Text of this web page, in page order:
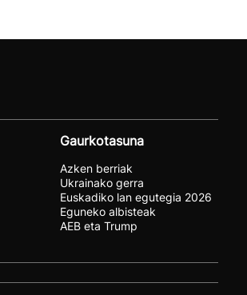
Gaurkotasuna
Azken berriak
Ukrainako gerra
Euskadiko lan egutegia 2026
Eguneko albisteak
AEB eta Trump